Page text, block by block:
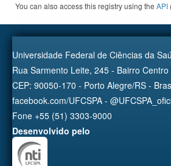
You can also access this registry using the API
Universidade Federal de Ciências da
Rua Sarmento Leite, 245 - Bairro Centro
CEP: 90050-170 - Porto Alegre/RS -
facebook.com/UFCSPA -
Fone +55 (51) 3303-9000
Desenvolvido pelo